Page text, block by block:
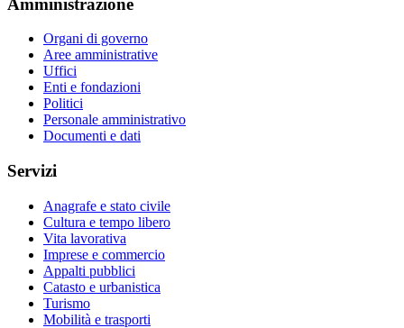
Organi di governo
Aree amministrative
Uffici
Enti e fondazioni
Politici
Personale amministrativo
Documenti e dati
Servizi
Anagrafe e stato civile
Cultura e tempo libero
Vita lavorativa
Imprese e commercio
Appalti pubblici
Catasto e urbanistica
Turismo
Mobilità e trasporti